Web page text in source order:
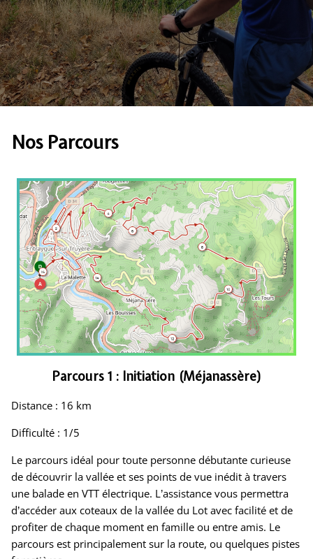
Nos Parcours
Parcours 1 : Initiation (Méjanassère)
Distance : 16 km
Difficulté : 1/5
Le parcours idéal pour toute personne débutante curieuse
de découvrir la vallée et ses points de vue inédit à travers
une balade en VTT électrique. L’assistance vous permettra
d’accéder aux coteaux de la vallée du Lot avec facilité et de
profiter de chaque moment en famille ou entre amis. Le
parcours est principalement sur la route, ou quelques pistes